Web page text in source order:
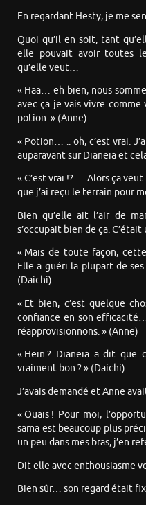
En regardant Hesty, je me
Quoi qu’il en soit, tant
elle pouvait avoir toutes
qu’elle veut…
« Haa… eh bien, nous
avec ça je vais vivre comme
potion. » (Anne)
« Potion… .. oh, c’est vrai.
auparavant sur Dianeia et
« C’est vrai !? … Alors ça
que j’ai reçu le terrain pour
Bien qu’elle ait l’air de
s’occupait bien de ça.
« Mais de toute façon,
Elle a guéri la plupart de
(Daichi)
« Et bien, c’est quelque
confiance en son
réapprovisionnons. » (Anne)
« Hein ? Dianeia a dit que
vraiment bon ? » (Daichi)
J’avais demandé et Anne
« Ouais ! Pour moi,
sama est beaucoup plus
un peu dans mes bras, j’en
Dit-elle avec enthousiasme
Bien sûr… son regard était